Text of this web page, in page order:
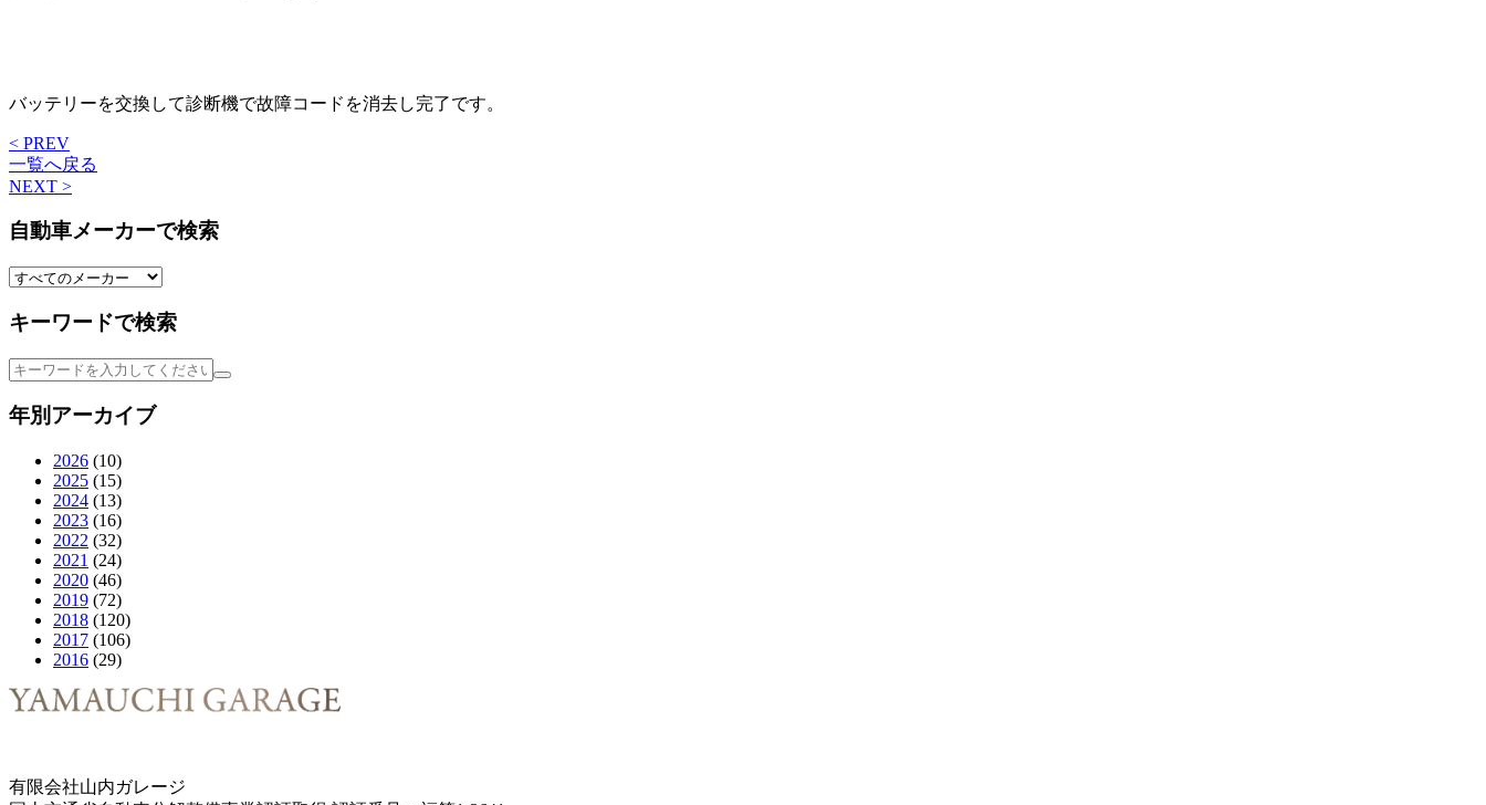
バッテリーを交換して診断機で故障コードを消去し完了です。
< PREV
一覧へ戻る
NEXT >
自動車メーカーで検索
キーワードで検索
年別アーカイブ
2026 (10)
2025 (15)
2024 (13)
2023 (16)
2022 (32)
2021 (24)
2020 (46)
2019 (72)
2018 (120)
2017 (106)
2016 (29)
有限会社山内ガレージ